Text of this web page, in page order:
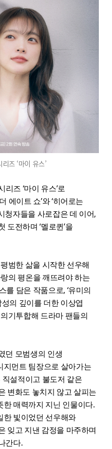
즈 ‘마이 유스’
리즈 ‘마이 유스’로
에이트 쇼’와 ‘히어로는
청자들을 사로잡은 데 이어,
도전하며 ‘멜로퀸’을
범한 삶을 시작한 선우해
의 평온을 깨뜨려야 하는
를 담은 작품으로, ‘유미의
성의 깊이를 더한 이상엽
기투합해 드라마 팬들의
던 모범생의 인생
지먼트 팀장으로 살아가는
직설적이고 불도저 같은
변화도 놓치지 않고 살피는
매력까지 지닌 인물이다.
한 빛이었던 선우해와
잊고 지낸 감정을 마주하며
간다.